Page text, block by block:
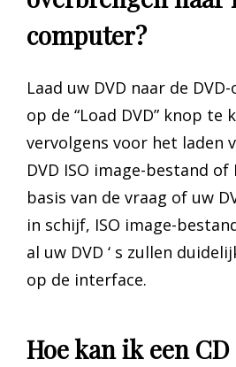
computer?
Laad uw DVD naar de
op de “Load DVD” knop te
vervolgens voor het laden
DVD ISO image-bestand of
basis van de vraag of uw
in schijf, ISO image-
al uw DVD ‘ s zullen
op de interface.
Hoe kan ik een